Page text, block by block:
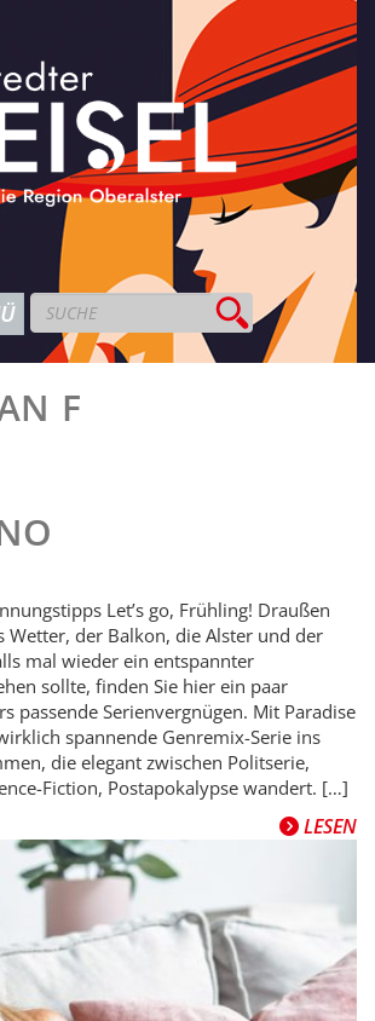
F
Let’s go, Frühling! Draußen
Wetter, der Balkon, die Alster und der
mal wieder ein entspannter
sollte, finden Sie hier ein paar
passende Serienvergnügen. Mit Paradise
spannende Genremix-Serie ins
die elegant zwischen Politserie,
Fiction, Postapokalypse wandert. […]
LESEN